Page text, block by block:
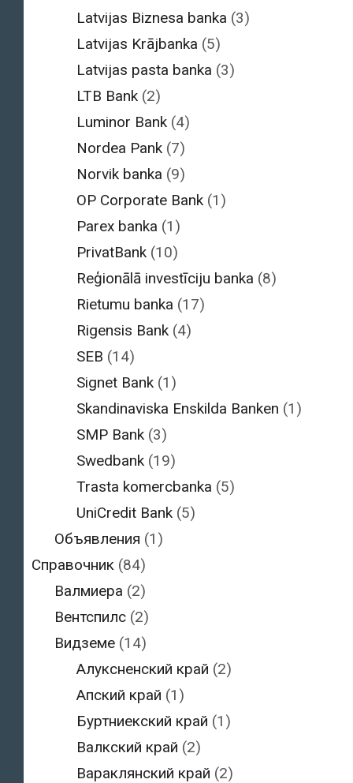
Latvijas Biznesa banka (3)
Latvijas Krājbanka (5)
Latvijas pasta banka (3)
LTB Bank (2)
Luminor Bank (4)
Nordea Pank (7)
Norvik banka (9)
OP Corporate Bank (1)
Parex banka (1)
PrivatBank (10)
Reģionālā investīciju banka (8)
Rietumu banka (17)
Rigensis Bank (4)
SEB (14)
Signet Bank (1)
Skandinaviska Enskilda Banken (1)
SMP Bank (3)
Swedbank (19)
Trasta komercbanka (5)
UniCredit Bank (5)
Объявления (1)
Справочник (84)
Валмиера (2)
Вентспилс(2)
Видземе(14)
Алуксненский край (2)
Апский край (1)
Буртниекский край (1)
Валкский край (2)
Вараклянский край (2)